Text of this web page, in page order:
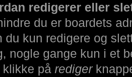
redigerer eller
du er boardets
du kun redigere og
nogle gange kun i et
klikke på rediger